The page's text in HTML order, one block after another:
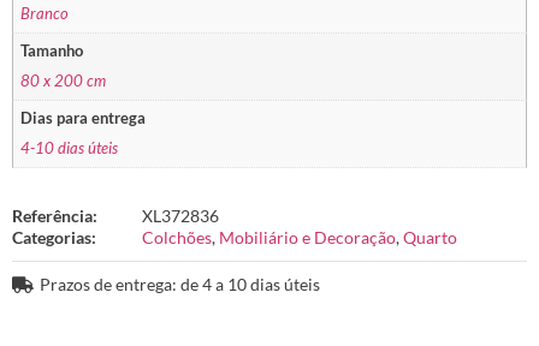
Branco
Tamanho
80 x 200 cm
Dias para entrega
4-10 dias úteis
Referência:
XL372836
Categorias:
Colchões, Mobiliário e Decoração,Quarto
Prazos de entrega: de 4 a 10 dias úteis